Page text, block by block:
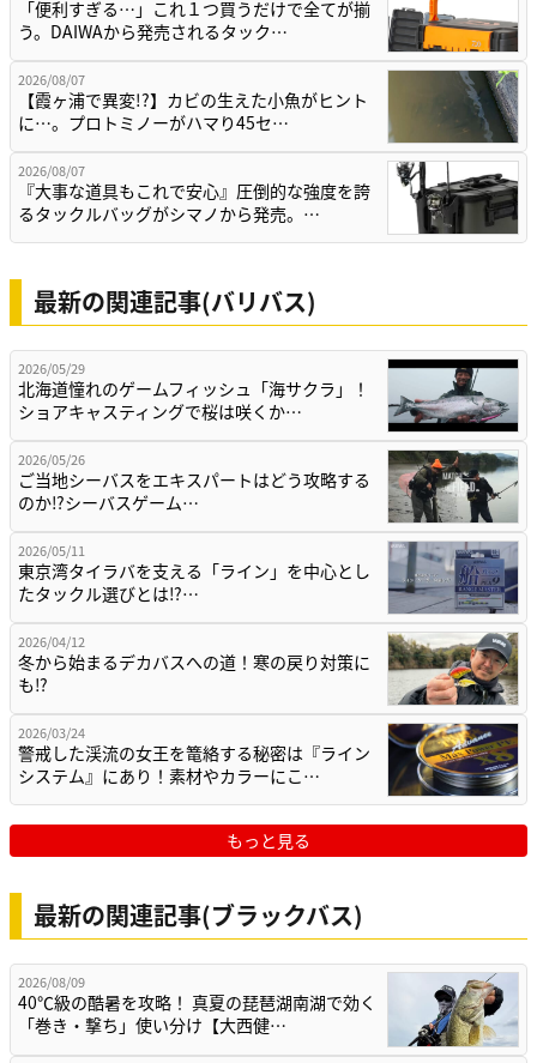
「便利すぎる…」これ１つ買うだけで全てが揃
う。DAIWAから発売されるタック…
2026/08/07
【霞ヶ浦で異変!?】カビの生えた小魚がヒント
に…。プロトミノーがハマり45セ…
2026/08/07
『大事な道具もこれで安心』圧倒的な強度を誇
るタックルバッグがシマノから発売。…
最新の関連記事(バリバス)
2026/05/29
北海道憧れのゲームフィッシュ「海サクラ」！
ショアキャスティングで桜は咲くか…
2026/05/26
ご当地シーバスをエキスパートはどう攻略する
のか⁉シーバスゲーム…
2026/05/11
東京湾タイラバを支える「ライン」を中心とし
たタックル選びとは⁉…
2026/04/12
冬から始まるデカバスへの道！寒の戻り対策に
も⁉
2026/03/24
警戒した渓流の女王を篭絡する秘密は『ライン
システム』にあり！素材やカラーにこ…
もっと見る
最新の関連記事(ブラックバス)
2026/08/09
40℃級の酷暑を攻略！ 真夏の琵琶湖南湖で効く
「巻き・撃ち」使い分け【大西健…